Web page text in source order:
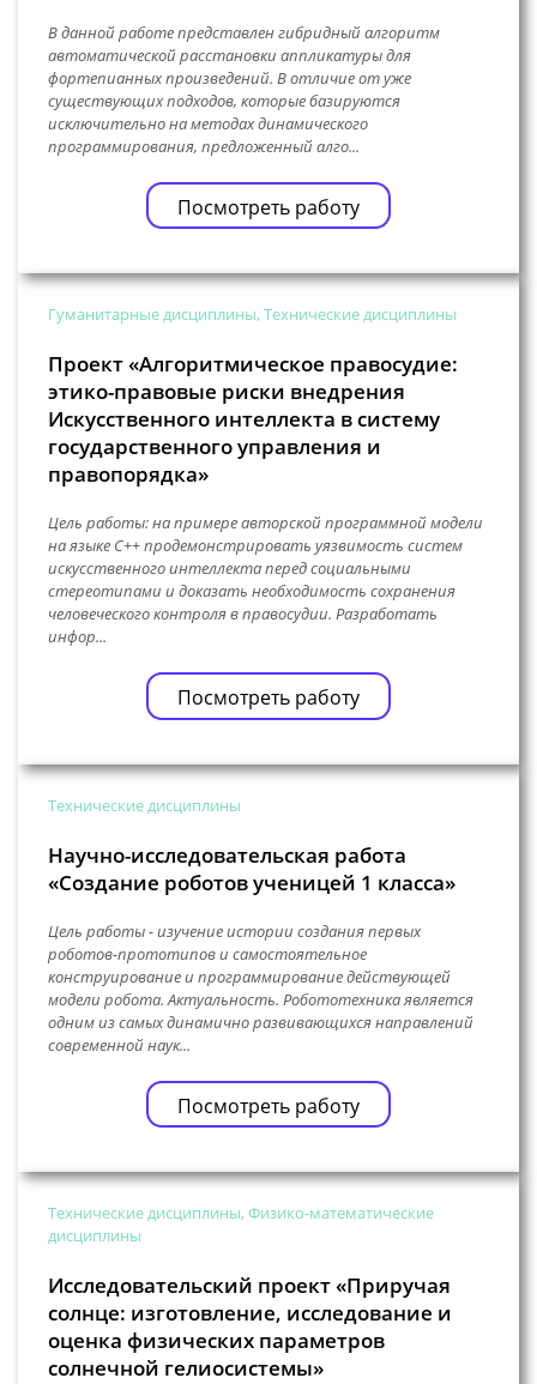
В данной работе представлен гибридный алгоритм
автоматической расстановки аппликатуры для
фортепианных произведений. В отличие от уже
существующих подходов, которые базируются
исключительно на методах динамического
программирования, предложенный алго...
Посмотреть работу
Гуманитарные дисциплины, Технические дисциплины
Проект «Алгоритмическое правосудие:
этико-правовые риски внедрения
Искусственного интеллекта в систему
государственного управления и
правопорядка»
Цель работы: на примере авторской программной модели
на языке C++ продемонстрировать уязвимость систем
искусственного интеллекта перед социальными
стереотипами и доказать необходимость сохранения
человеческого контроля в правосудии. Разработать
инфор...
Посмотреть работу
Технические дисциплины
Научно-исследовательская работа
«Создание роботов ученицей 1 класса»
Цель работы - изучение истории создания первых
роботов-прототипов и самостоятельное
конструирование и программирование действующей
модели робота. Актуальность. Робототехника является
одним из самых динамично развивающихся направлений
современной наук...
Посмотреть работу
Технические дисциплины, Физико-математические
дисциплины
Исследовательский проект «Приручая
солнце: изготовление, исследование и
оценка физических параметров
солнечной гелиосистемы»